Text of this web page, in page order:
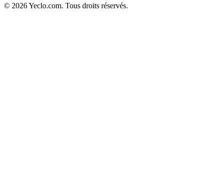
© 2026 Yeclo.com. Tous droits réservés.